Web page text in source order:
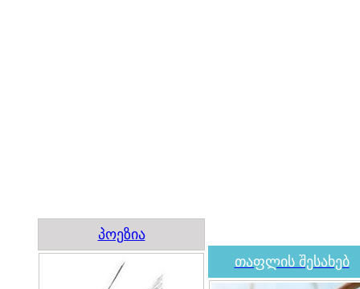
პოეზია
თაფლის შესახებ